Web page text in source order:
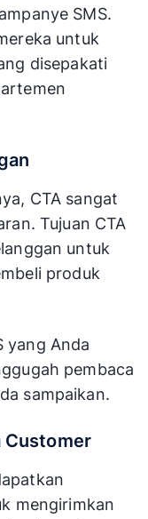
SMS.
untuk
disepakati
CTA sangat
Tujuan CTA
untuk
produk
yang Anda
pembaca
sampaikan.
Customer
mengirimkan